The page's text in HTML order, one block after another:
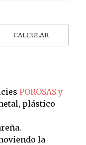
CALCULAR
POROSAS y
plástico
la